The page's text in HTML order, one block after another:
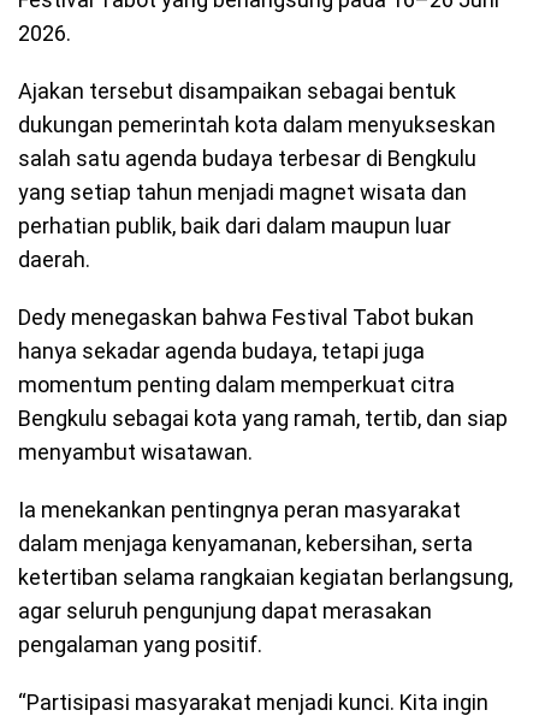
2026.
Ajakan tersebut disampaikan sebagai bentuk
dukungan pemerintah kota dalam menyukseskan
salah satu agenda budaya terbesar di Bengkulu
yang setiap tahun menjadi magnet wisata dan
perhatian publik, baik dari dalam maupun luar
daerah.
Dedy menegaskan bahwa Festival Tabot bukan
hanya sekadar agenda budaya, tetapi juga
momentum penting dalam memperkuat citra
Bengkulu sebagai kota yang ramah, tertib, dan siap
menyambut wisatawan.
Ia menekankan pentingnya peran masyarakat
dalam menjaga kenyamanan, kebersihan, serta
ketertiban selama rangkaian kegiatan berlangsung,
agar seluruh pengunjung dapat merasakan
pengalaman yang positif.
“Partisipasi masyarakat menjadi kunci. Kita ingin